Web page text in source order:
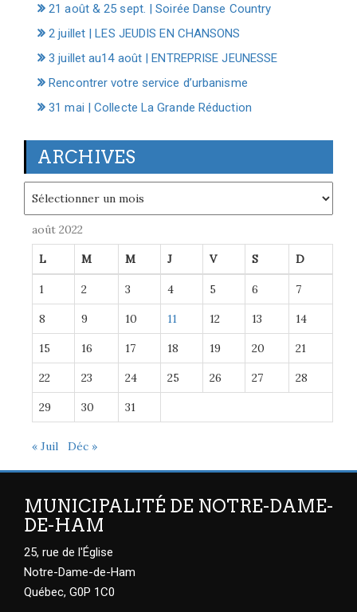
21 août & 25 sept. | Soirée Danse Country
2 juillet | LES JEUDIS EN CHANSONS
3 juillet au14 août | ENTREPRISE JEUNESSE
Rencontrer votre service d’urbanisme
31 mai | Collecte La Grande Réduction
ARCHIVES
août 2022
L M M J V S D
1 2 3 4 5 6 7
8 9 10 11 12 13 14
15 16 17 18 19 20 21
22 23 24 25 26 27 28
29 30 31
« Juil Déc »
MUNICIPALITÉ DE NOTRE-DAME-
DE-HAM
25, rue de l'Église
Notre-Dame-de-Ham
Québec, G0P 1C0